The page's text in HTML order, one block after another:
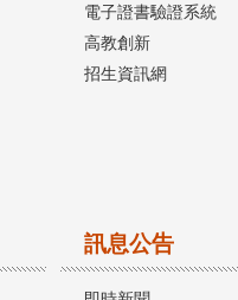
電子證書驗證系統
高教創新
招生資訊網
訊息公告